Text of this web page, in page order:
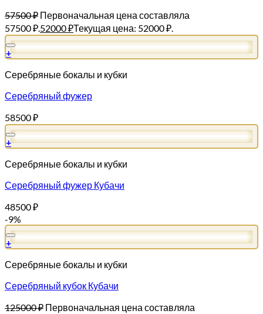
57500₽ Первоначальная цена составляла
57500 ₽.52000₽Текущая цена: 52000 ₽.
+
Серебряные бокалы и кубки
Серебряный фужер
58500₽
+
Серебряные бокалы и кубки
Серебряный фужер Кубачи
48500₽
-9%
+
Серебряные бокалы и кубки
Серебряный кубок Кубачи
125000₽ Первоначальная цена составляла